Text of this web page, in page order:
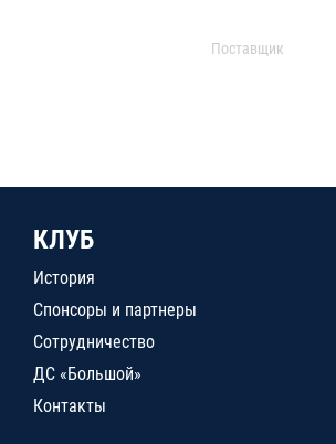
Поставщик
КЛУБ
История
Спонсоры и партнеры
Сотрудничество
ДС «Большой»
Контакты